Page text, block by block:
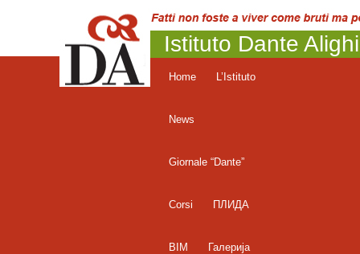
Istituto Dante
Home L’Istituto
News
Giornale “Dante”
Corsi ПЛИДА
BIM Галерија